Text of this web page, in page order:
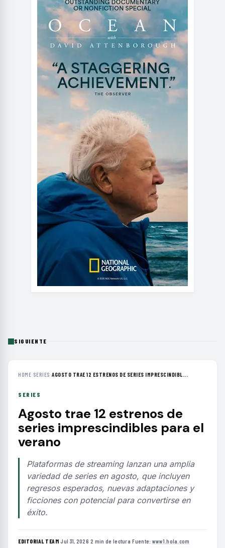
SIGUIENTE
HOME› SERIES ›AGOSTO TRAE 12 ESTRENOS DE SERIES IMPRESCINDIBL...
SERIES
Agosto trae 12 estrenos de
series imprescindibles para el
verano
Plataformas de streaming lanzan una amplia
variedad de series en agosto, que incluyen
regresos esperados, nuevas adaptaciones y
ficciones con potencial para convertirse en
éxito.
EDITORIAL TEAM·Jul 31, 2026·2 min de lectura·Fuente: www1.hola.com